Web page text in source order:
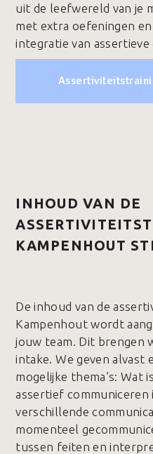
uit de leefwereld van je
met extra oefeningen
integratie van
INHOUD VAN DE
KAMPENHOUT
De inhoud van de
Kampenhout wordt
jouw team. Dit brengen
intake. We geven alvast
mogelijke thema’s: Wat
assertief communiceren
verschillende
momenteel
tussen feiten en